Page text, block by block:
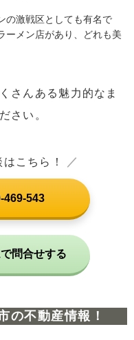
の激戦区としても有名で
ーメン店があり、どれも美
さんある魅力的なま
さい。
こちら！ ／
469-543
問合せする
の不動産情報！